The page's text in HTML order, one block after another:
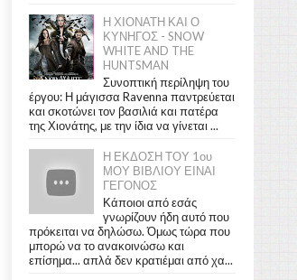
Η ΧΙΟΝΑΤΗ ΚΑΙ Ο
ΚΥΝΗΓΟΣ - SNOW
WHITE AND THE
HUNTSMAN
Συνοπτική περίληψη του
έργου: Η μάγισσα Ravenna παντρεύεται
και σκοτώνει τον βασιλιά και πατέρα
της Χιονάτης, με την ίδια να γίνεται ...
Η ΕΚΔΟΣΗ ΤΟΥ 1ου
ΜΟΥ ΒΙΒΛΙΟΥ ΕΙΝΑΙ
ΓΕΓΟΝΟΣ
Κάποιοι από εσάς
γνωρίζουν ήδη αυτό που
πρόκειται να δηλώσω. Όμως τώρα που
μπορώ να το ανακοινώσω και
επίσημα... απλά δεν κρατιέμαι από χα...